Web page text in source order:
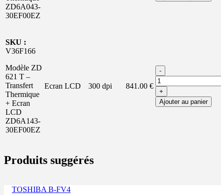
ZD6A043-
30EF00EZ
SKU :
V36F166
Modèle ZD
621 T –
Transfert
Thermique
+ Ecran
LCD
ZD6A143-
30EF00EZ
Ecran LCD 300 dpi 841.00 €
-
+
Ajouter au panier
Produits suggérés
TOSHIBA B-FV4